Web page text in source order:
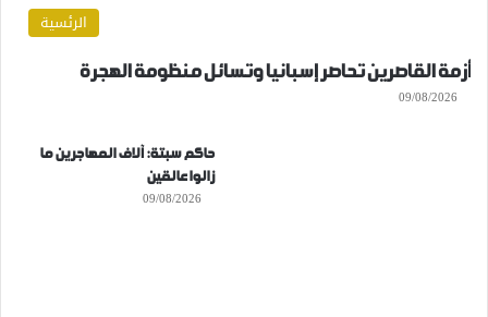
الرئسية
أزمة القاصرين تحاصر إسبانيا وتسائل منظومة الهجرة
09/08/2026
حاكم سبتة: آلاف المهاجرين ما
زالوا عالقين
09/08/2026